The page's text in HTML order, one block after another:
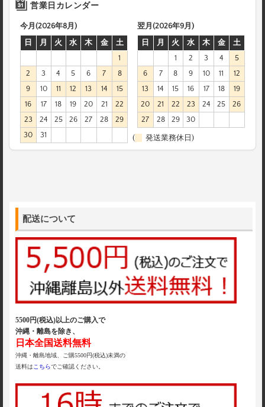
営業日カレンダー
今月(2026年8月)
日
月 火 水 木 金
土
1
2
3 4 5 6 7
8
9
10 11 12 13 14
15
16
17 18 19 20 21
22
23
24 25 26 27 28
29
30
31
翌月(2026年9月)
日
月 火 水 木 金
土
1
2 3 4
5
6
7 8 9 10 11
12
13
14 15 16 17 18
19
20
21 22 23 24 25
26
27
28 29 30
( 発送業務休日)
配送について
5500円(税込)以上のご購入で
沖縄・離島を除き、
日本全国送料無料
沖縄・離島地域、ご購5500円(税込)未満の
送料は こちらでご確認ください。